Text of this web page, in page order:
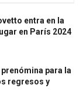
entra en la
en París 2024
prenómina para la
regresos y